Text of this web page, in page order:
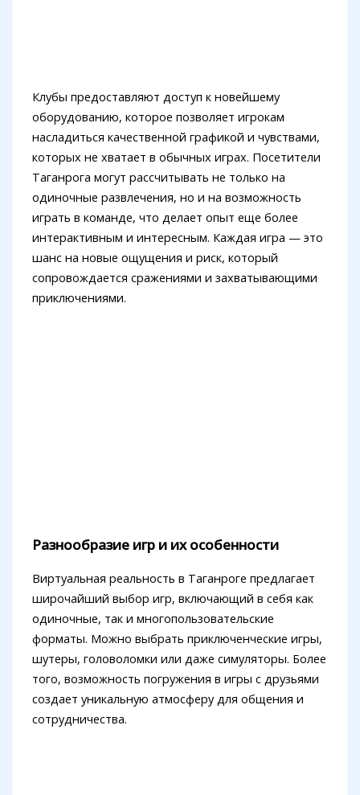
Клубы предоставляют доступ к новейшему
оборудованию, которое позволяет игрокам
насладиться качественной графикой и чувствами,
которых не хватает в обычных играх. Посетители
Таганрога могут рассчитывать не только на
одиночные развлечения, но и на возможность
играть в команде, что делает опыт еще более
интерактивным и интересным. Каждая игра — это
шанс на новые ощущения и риск, который
сопровождается сражениями и захватывающими
приключениями.
Разнообразие игр и их особенности
Виртуальная реальность в Таганроге предлагает
широчайший выбор игр, включающий в себя как
одиночные, так и многопользовательские
форматы. Можно выбрать приключенческие игры,
шутеры, головоломки или даже симуляторы. Более
того, возможность погружения в игры с друзьями
создает уникальную атмосферу для общения и
сотрудничества.